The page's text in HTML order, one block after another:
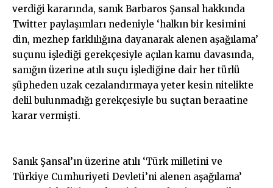
verdiği kararında, sanık Barbaros Şansal hakkında
Twitter paylaşımları nedeniyle ‘halkın bir kesimini
din, mezhep farklılığına dayanarak alenen aşağılama’
suçunu işlediği gerekçesiyle açılan kamu davasında,
sanığın üzerine atılı suçu işlediğine dair her türlü
şüpheden uzak cezalandırmaya yeter kesin nitelikte
delil bulunmadığı gerekçesiyle bu suçtan beraatine
karar vermişti.
Sanık Şansal’ın üzerine atılı ‘Türk milletini ve
Türkiye Cumhuriyeti Devleti’ni alenen aşağılama’